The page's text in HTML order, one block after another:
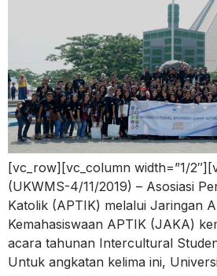
[vc_row][vc_column width=”1/
(UKWMS-4/11/2019) – Asosiasi
Katolik (APTIK) melalui Jaringan
Kemahasiswaan APTIK (JAKA)
acara tahunan Intercultural
Untuk angkatan kelima ini,